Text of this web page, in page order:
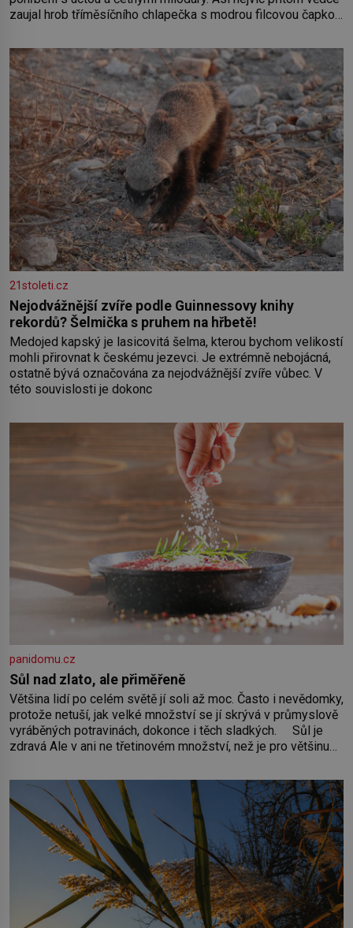
zaujal hrob tříměsíčního chlapečka s modrou filcovou čapkou,
nesmírně dobře zachovalá, přičítají odborníci zdejším
klimatickým podmínkám. Sucho, prosolené písky a extrémně
21stoleti.cz
Nejodvážnější zvíře podle Guinnessovy knihy
rekordů? Šelmička s pruhem na hřbetě!
Medojed kapský je lasicovitá šelma, kterou bychom velikostí
mohli přirovnat k českému jezevci. Je extrémně nebojácná,
ostatně bývá označována za nejodvážnější zvíře vůbec. V
této souvislosti je dokonc
panidomu.cz
Sůl nad zlato, ale přiměřeně
Většina lidí po celém světě jí soli až moc. Často i nevědomky,
protože netuší, jak velké množství se jí skrývá v průmyslově
vyráběných potravinách, dokonce i těch sladkých. Sůl je
zdravá Ale v ani ne třetinovém množství, než je pro většinu
zásadní pro správné hospodaření